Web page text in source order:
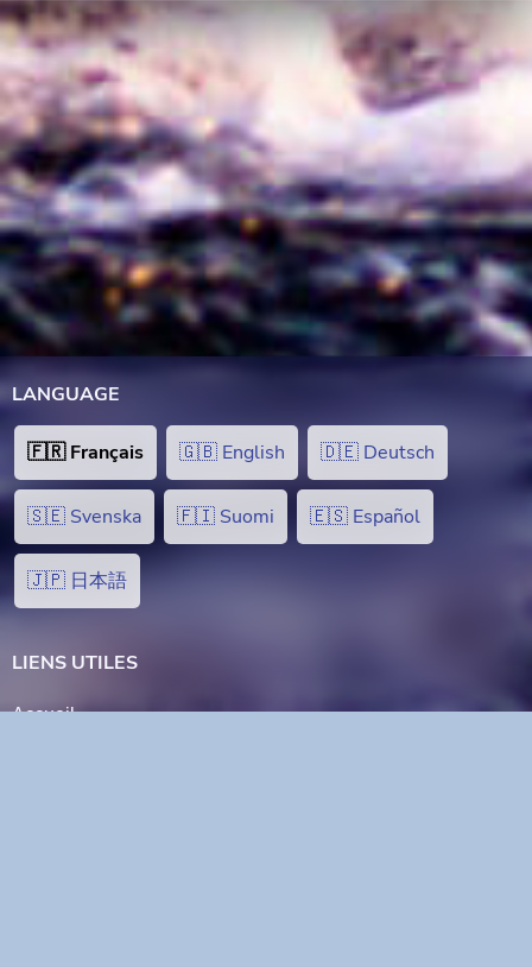
LANGUAGE
🇫🇷 Français 🇬🇧 English 🇩🇪 Deutsch
🇸🇪 Svenska 🇫🇮 Suomi 🇪🇸 Español
🇯🇵 日本語
LIENS UTILES
Accueil